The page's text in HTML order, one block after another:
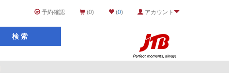
予約確認 (0) (0) アカウント